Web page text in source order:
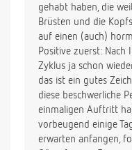
gehabt haben, die
Brüsten und die
auf einen (auch)
Positive zuerst: Nach
Zyklus ja schon
das ist ein gutes
diese beschwerliche
einmaligen Auftritt
vorbeugend einige
erwarten anfangen,